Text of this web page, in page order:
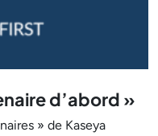
d’abord »
» de Kaseya